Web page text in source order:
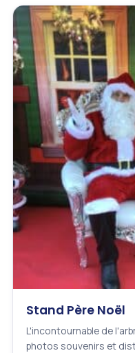
Stand Père Noël
L'incontournable de
photos souvenirs et